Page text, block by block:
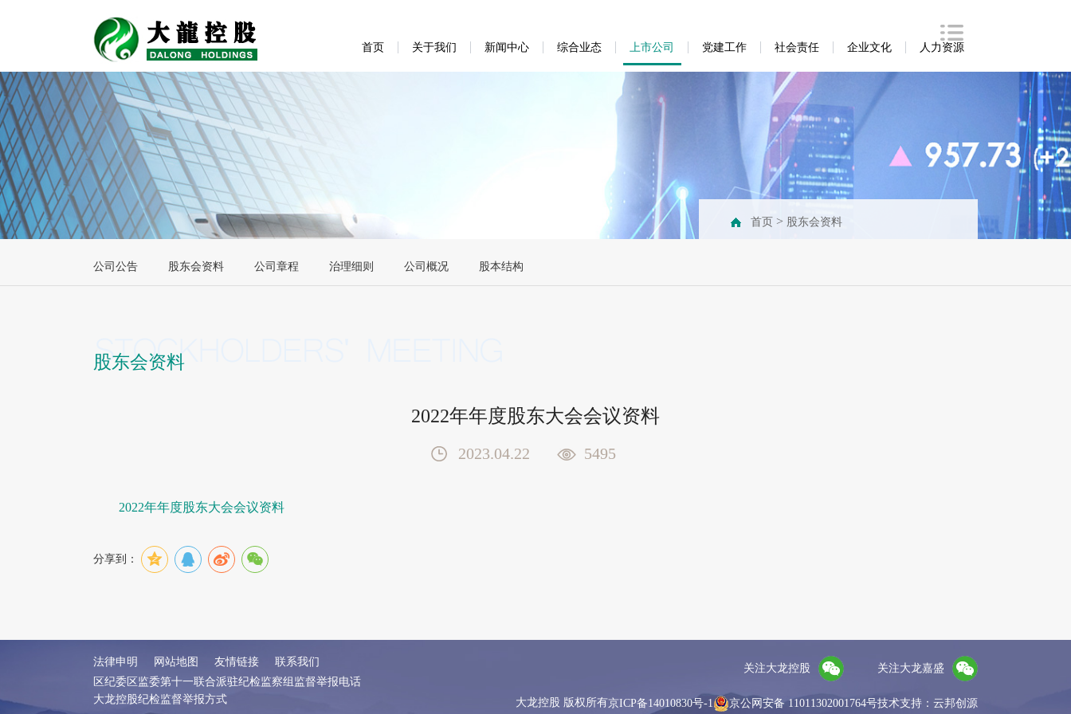
首页 关于我们 新闻中心 综合业态 上市公司 党建工作 社会责任 企业文化 人力资源
首页 > 股东会资料
公司公告 股东会资料 公司章程 治理细则 公司概况 股本结构
股东会资料
2022年年度股东大会会议资料
2023.04.22 5495
2022年年度股东大会会议资料
分享到：
法律申明 网站地图 友情链接 联系我们
关注大龙嘉盛
关注大龙控股
大龙控股 版权所有京ICP备14010830号-1 京公网安备 11011302001764号技术支持：云邦创源
区纪委区监委第十一联合派驻纪检监察组监督举报电话
大龙控股纪检监督举报方式